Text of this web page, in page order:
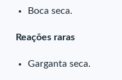
Boca seca.
Reações raras
Garganta seca.